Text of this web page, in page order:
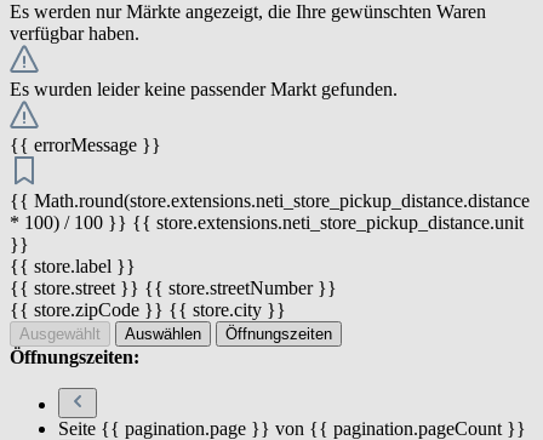
Es werden nur Märkte angezeigt, die Ihre gewünschten Waren
verfügbar haben.
Es wurden leider keine passender Markt gefunden.
{{ errorMessage }}
{{ Math.round(store.extensions.neti_store_pickup_distance.distance
* 100) / 100 }} {{ store.extensions.neti_store_pickup_distance.unit
}}
{{ store.label }}
{{ store.street }} {{ store.streetNumber }}
{{ store.zipCode }} {{ store.city }}
Ausgewählt Auswählen Öffnungszeiten
Öffnungszeiten:
Seite {{ pagination.page }} von {{ pagination.pageCount }}